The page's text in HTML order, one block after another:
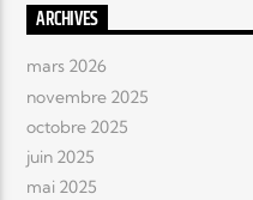
ARCHIVES
mars 2026
novembre 2025
octobre 2025
juin 2025
mai 2025